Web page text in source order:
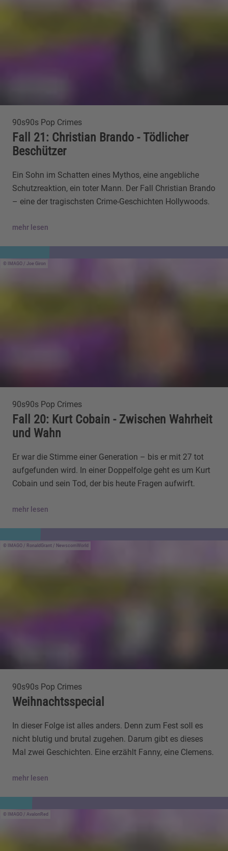
90s90s Pop Crimes
Fall 21: Christian Brando - Tödlicher
Beschützer
Ein Sohn im Schatten eines Mythos, eine angebliche
Schutzreaktion, ein toter Mann. Der Fall Christian Brando
– eine der tragischsten Crime-Geschichten Hollywoods.
mehr lesen
IMAGO / Joe Giron
90s90s Pop Crimes
Fall 20: Kurt Cobain - Zwischen Wahrheit
und Wahn
Er war die Stimme einer Generation – bis er mit 27 tot
aufgefunden wird. In einer Doppelfolge geht es um Kurt
Cobain und sein Tod, der bis heute Fragen aufwirft.
mehr lesen
IMAGO / RonaldGrant / NewscomWorld
90s90s Pop Crimes
Weihnachtsspecial
In dieser Folge ist alles anders. Denn zum Fest soll es
nicht blutig und brutal zugehen. Darum gibt es dieses
Mal zwei Geschichten. Eine erzählt Fanny, eine Clemens.
mehr lesen
IMAGO / AvalonRed